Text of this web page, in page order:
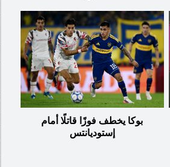
بوكا يخطف فوزًا قاتلًا أمام
إستوديانتس